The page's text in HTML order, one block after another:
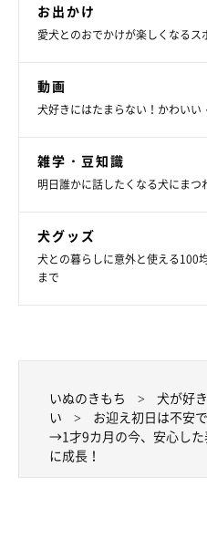
かまってほしそうに見つめるむたく
むたくんの嬉しい成長は、ほか
お迎え当初は不安で鳴いていた
も、少しずつ挑戦できるように
飼い主さんは、むたくんの成長
お出かけ
愛犬とのおでかけが楽しくなるス
動画
犬好きにはたまらない！かわい
雑学・豆知識
明日誰かに話したくなる犬にまつ
犬グッズ
犬との暮らしに意外と使える100
まで
いぬのきもち 犬が好き
い
お迎え初日は不安
→1才9カ月の今、安心した
に成長！